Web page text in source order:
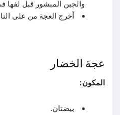
والجبن المبشور قبل لفها
أخرج العجة من على
عجة الخضار
المكون:
بيضتان.